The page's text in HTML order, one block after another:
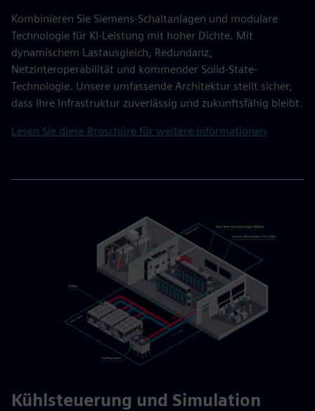
Kombinieren Sie Siemens-Schaltanlagen und modulare
Technologie für KI-Leistung mit hoher Dichte. Mit
dynamischem Lastausgleich, Redundanz,
Netzinteroperabilität und kommender Solid-State-
Technologie. Unsere umfassende Architektur stellt sicher,
dass Ihre Infrastruktur zuverlässig und zukunftsfähig bleibt.
Lesen Sie diese Broschüre für weitere Informationen
Kühlsteuerung und Simulation